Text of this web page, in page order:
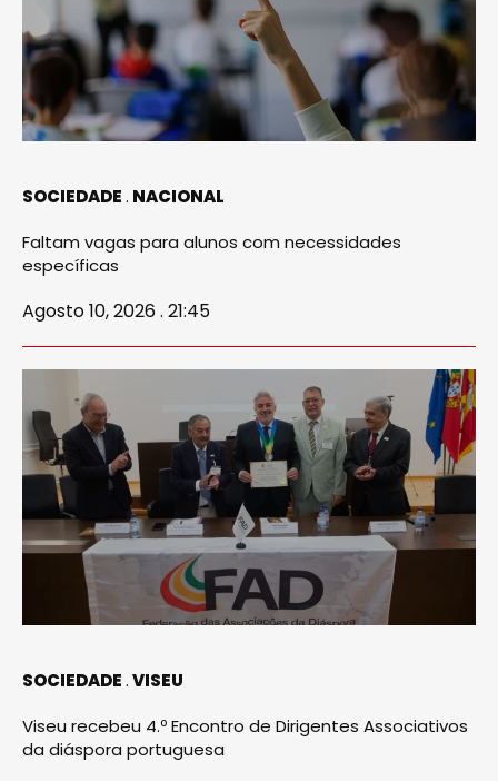
SOCIEDADE NACIONAL
Faltam vagas para alunos com necessidades
específicas
Agosto 10, 2026 . 21:45
SOCIEDADE VISEU
Viseu recebeu 4.º Encontro de Dirigentes Associativos
da diáspora portuguesa